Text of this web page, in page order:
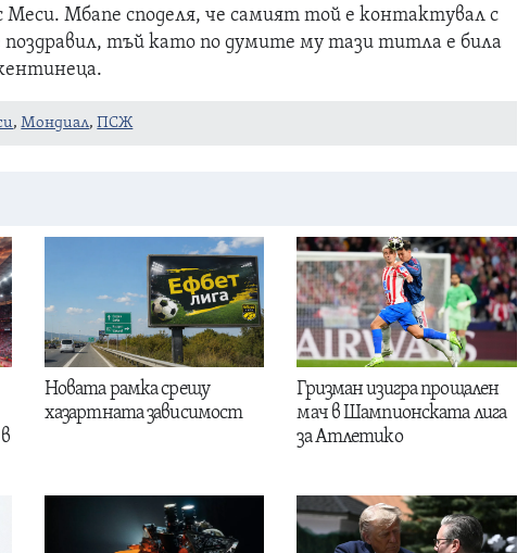
Меси. Мбапе споделя, че самият той е контактувал с
поздравил, тъй като по думите му тази титла е била
,Мондиал,ПСЖ
Новата рамка срещу
хазартната зависимост
Гризман изигра прощален
мач в Шампионската лига
за Атлетико